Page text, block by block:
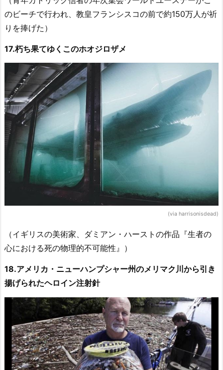
のビーチで行われ、教皇フランシスコの前で約150万人が祈
りを捧げた）
17.朽ち果てゆくこのホオジロザメ
(via harrisonisdead)
（イギリスの美術家、ダミアン・ハーストの作品『生者の
心における死の物理的不可能性』）
18.アメリカ・ニューハンプシャー州のメリマク川から引き
揚げられたヘロイン注射針